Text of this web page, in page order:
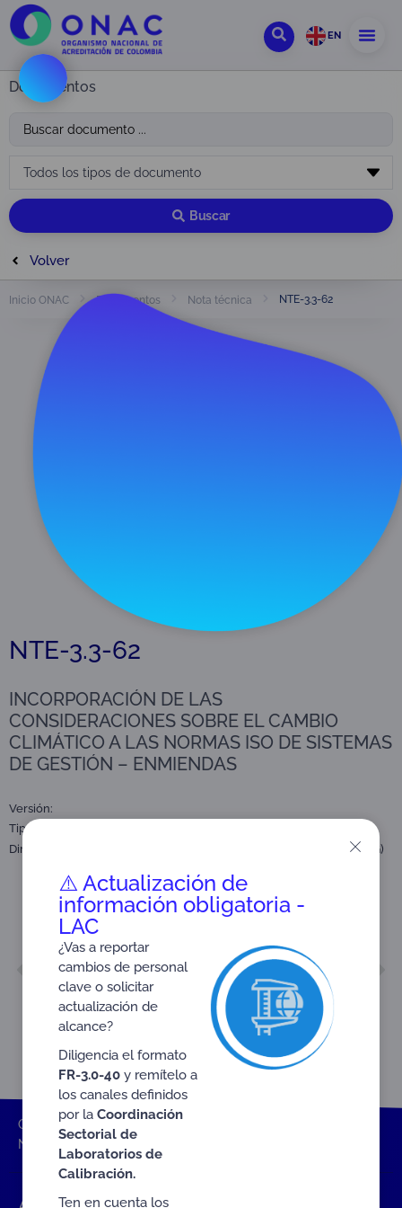
EN
Documentos
Buscar
Volver
Inicio ONAC Documentos Nota técnica NTE-3.3-62
NTE-3.3-62
INCORPORACIÓN DE LAS
CONSIDERACIONES SOBRE EL CAMBIO
CLIMÁTICO A LAS NORMAS ISO DE SISTEMAS
DE GESTIÓN – ENMIENDAS
Versión:
Tipo:
Dirigido a:
Organismos de Certificación de Sistemas de Gestión (CSG)
ANTERIOR
NTE-3.3-60
SIGUIENTE
NTE-3.3-65
ONAC Inicio ONAC
NTE-3.3-62
⚠️ Actualización de
información obligatoria -
LAC
¿Vas a reportar
cambios de personal
clave o solicitar
actualización de
alcance?
Diligencia el formato
FR-3.0-40y remítelo a
los canales definidos
por la Coordinación
Sectorial de
Laboratorios de
Calibración.
Ten en cuenta los